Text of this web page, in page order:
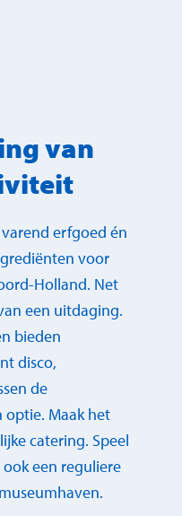
van
erfgoed én
voor
Holland. Net
een uitdaging.
bieden
disco,
de
optie. Maak het
catering. Speel
ook een reguliere